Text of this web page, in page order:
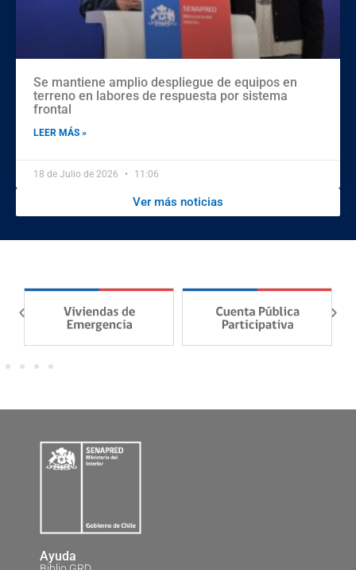
Se mantiene amplio despliegue de equipos en
terreno en labores de respuesta por sistema
frontal
LEER MÁS »
18 de Julio de 2026 11:06
Ver más noticias
Ayuda